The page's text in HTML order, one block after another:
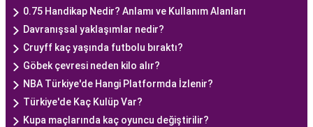
0.75 Handikap Nedir? Anlamı ve Kullanım Alanları
Davranışsal yaklaşımlar nedir?
Cruyff kaç yaşında futbolu bıraktı?
Göbek çevresi neden kilo alır?
NBA Türkiye'de Hangi Platformda İzlenir?
Türkiye'de Kaç Kulüp Var?
Kupa maçlarında kaç oyuncu değiştirilir?